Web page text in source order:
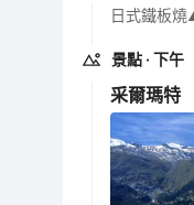
日式鐵板
景點 · 下午
采爾瑪特